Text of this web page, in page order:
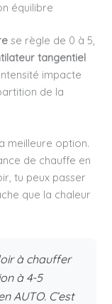
équilibre
se règle de 0 à 5,
tangentiel
impacte
de la
meilleure option.
de chauffe en
tu peux passer
que la chaleur
à chauffer
à 4-5
AUTO. C’est